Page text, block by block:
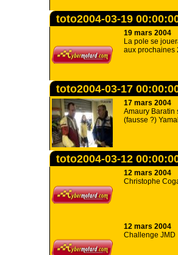
toto2004-03-19
19 mars 2004
La pole se
aux prochaines
toto2004-03-17
17 mars 2004
Amaury Baratin
(fausse ?)
toto2004-03-12
12 mars 2004
Christophe
12 mars 2004
Challenge JMD